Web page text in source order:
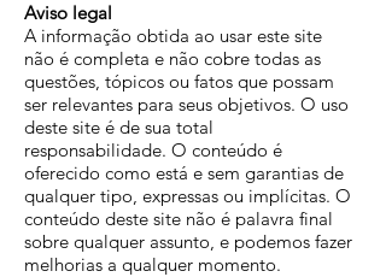
Aviso legal
A informação obtida ao usar este site
não é completa e não cobre todas as
questões, tópicos ou fatos que possam
ser relevantes para seus objetivos. O uso
deste site é de sua total
responsabilidade. O conteúdo é
oferecido como está e sem garantias de
qualquer tipo, expressas ou implícitas. O
conteúdo deste site não é palavra final
sobre qualquer assunto, e podemos fazer
melhorias a qualquer momento.